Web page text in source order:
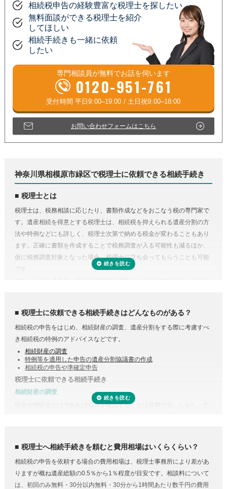
相続税申告の経験豊富な税理士を探したい
無料面談ができる税理士を紹介
してほしい
相続手続きも一緒に依頼
したい
専門相談員が無料でお話を伺います
0120-951-761
お問い合わせフォームはこちら
神奈川県相模原市緑区で税理士に依頼できる相続手続き
税理士とは
税理士は、税務相談に応じたり、書類作成などをおこなう税の専門家で
す。遺産相続を得意とする税理士は、相続税を抑えられる遺産分割の方
法や特例などにも詳しく、税理士次第で納める税金が変わることもあり
ます。正確に書類を作成することで税務調査が入る可能性も減るほか、
仮に税務調査対象となった場合、税理士に立ち会ってもらうことも可能
です。
税理士に依頼できる相続手続きはどんなものがある？
相続税の申告をはじめ、相続財産の調査、遺産分割をする際に考慮すべ
き相続税の特例のアドバイスなどです。
相続財産の調査
特例等を適用した申告の遺産分割協議書の作成
相続税の申告や準確定申告
税理士に依頼できる相続手続き
相続財産の調査
現金や預貯金だけであれば残高を確認することは容易です。しかし、亡
また、株式や貴金属、不動産などは評価をする必要があります。また、
とで合わせて収集・管理が可能になり、取り直しや多く取りすぎなどの
手間・無駄が省けます。
税理士へ相続手続きを頼むと費用相場はいくらくらい？
相続税の申告を依頼する場合の費用相場は、税理士事務所により差があ
りますが概ね遺産総額の0.5％から1％程度が目安です。相談料について
は、初回のみ無料・30分以内無料・30分から1時間あたり数千円の費用